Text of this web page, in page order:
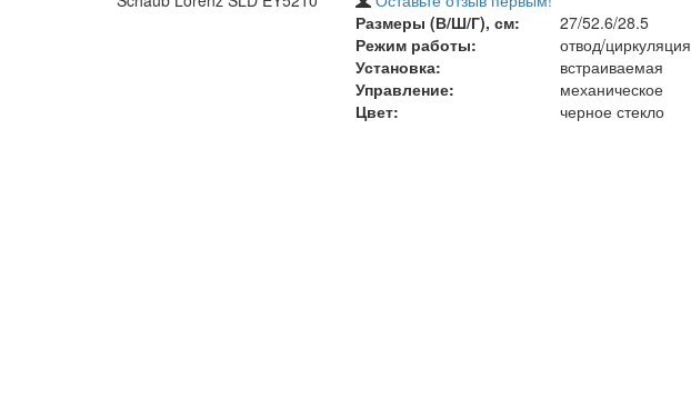
Размеры (В/Ш/Г), см:
27/52.6/28.5
Режим работы:
отвод/циркуляция
Установка:
встраиваемая
Управление:
механическое
Цвет:
черное стекло